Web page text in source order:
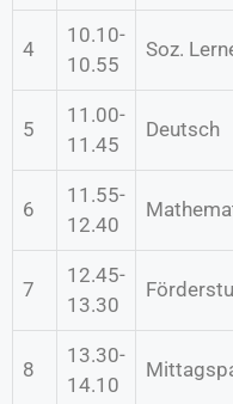
4
10.10-
10.55
Soz.
5
11.00-
11.45
Deutsch
6
11.55-
12.40
7
12.45-
13.30
8
13.30-
14.10